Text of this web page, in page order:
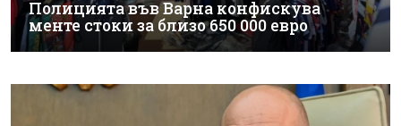
Полицията във Варна конфискува
менте стоки за близо 650 000 евро